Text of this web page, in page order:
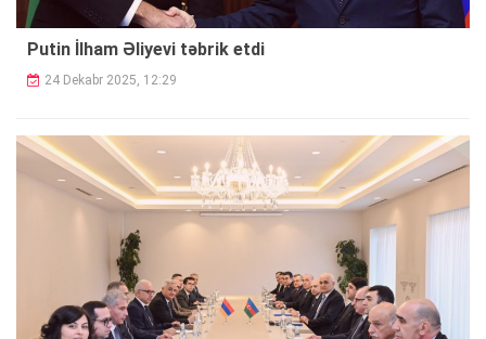
Putin İlham Əliyevi təbrik etdi
24 Dekabr 2025, 12:29